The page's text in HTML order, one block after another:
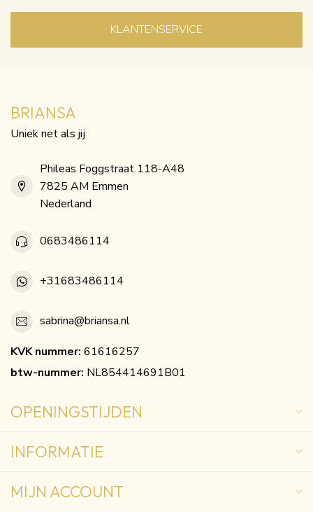
KLANTENSERVICE
BRIANSA
Uniek net als jij
Phileas Foggstraat 118-A48
7825 AM Emmen
Nederland
0683486114
+31683486114
sabrina@briansa.nl
KVK nummer: 61616257
btw-nummer: NL854414691B01
OPENINGSTIJDEN
INFORMATIE
MIJN ACCOUNT